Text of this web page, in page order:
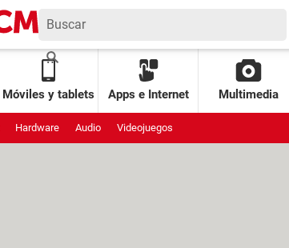
Móviles y tablets Apps e Internet Multimedia
Hardware Audio Videojuegos